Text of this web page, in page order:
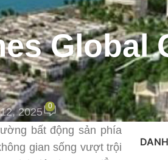
Global
2025 0
bất động sản phía
gian sống vượt trội